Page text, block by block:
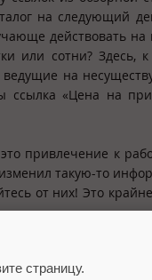
на следующий
действовать
или сотни? Здесь,
ведущие на
ссылка «Цена на
привлечение к
такую-то
от них! Это
должно быть
ссылок.
страницу.